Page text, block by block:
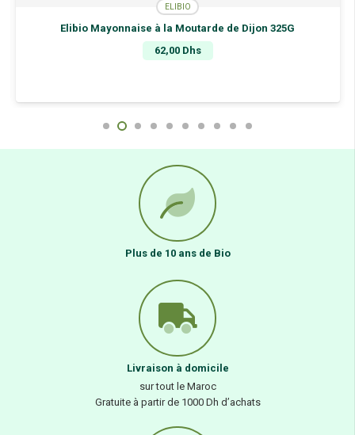
ELIBIO
Elibio Mayonnaise à la Moutarde de Dijon 325G
62,00 Dhs
Plus de 10 ans de Bio
Livraison à domicile
sur tout le Maroc
Gratuite à partir de 1000 Dh d’achats